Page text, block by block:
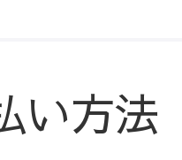
い方法